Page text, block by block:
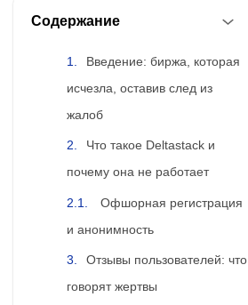
Содержание
Введение: биржа, которая
исчезла, оставив след из
жалоб
Что такое Deltastack и
почему она не работает
Офшорная регистрация
и анонимность
Отзывы пользователей: что
говорят жертвы